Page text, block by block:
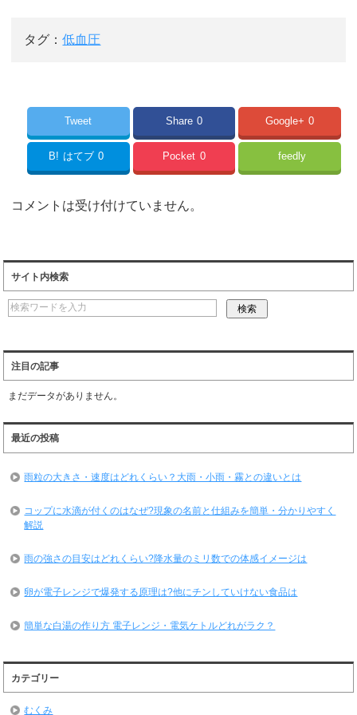
タグ：低血圧
Tweet Share 0 Google+ 0
B! はてブ 0 Pocket 0 feedly
コメントは受け付けていません。
サイト内検索
注目の記事
まだデータがありません。
最近の投稿
雨粒の大きさ・速度はどれくらい？大雨・小雨・霧との違いとは
コップに水滴が付くのはなぜ?現象の名前と仕組みを簡単・分かりやすく
解説
雨の強さの目安はどれくらい?降水量のミリ数での体感イメージは
卵が電子レンジで爆発する原理は?他にチンしていけない食品は
簡単な白湯の作り方 電子レンジ・電気ケトルどれがラク？
カテゴリー
むくみ